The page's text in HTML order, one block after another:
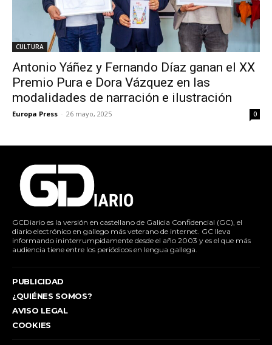
CULTURA
Antonio Yáñez y Fernando Díaz ganan el XX
Premio Pura e Dora Vázquez en las
modalidades de narración e ilustración
Europa Press - 26 mayo, 2025 0
GCDiario es la versión en castellano de Galicia Confidencial (GC), el
diario electrónico en gallego más veterano de internet. GC lleva
informando ininterrumpidamente desde el año 2003 y es el que más
audiencia tiene entre los periódicos en lengua gallega.
PUBLICIDAD
¿QUIÉNES SOMOS?
AVISO LEGAL
COOKIES